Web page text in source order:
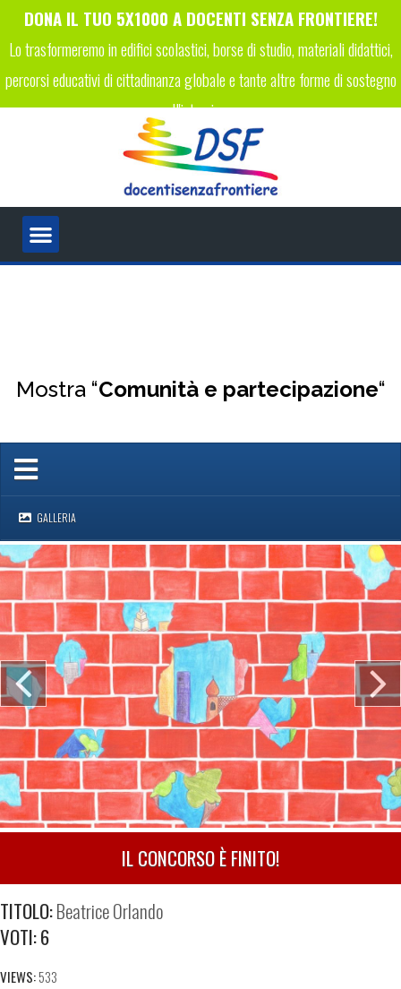
DONA IL TUO 5X1000 A DOCENTI SENZA FRONTIERE!
Lo trasformeremo in edifici scolastici, borse di studio, materiali didattici,
percorsi educativi di cittadinanza globale e tante altre forme di sostegno
all'istruzione.
INSERISCI IL CODICE FISCALE 96089450223 NELLA TUA
DICHIARAZIONE DEI REDDITI!
Mostra “Comunità e partecipazione“
GALLERIA
IL CONCORSO È FINITO!
TITOLO:Beatrice Orlando
VOTI:6
VIEWS:533